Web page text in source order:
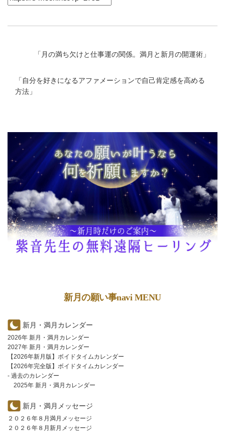
「 月の満ち欠けと仕事運の関係。満月と新月の開運術 」
「 自分を好きになるアファメーションで自己肯定感を高める
方法 」
新月の願い事navi MENU
新月・満月カレンダー
2026年 新月・満月カレンダー
2027年 新月・満月カレンダー
【2026年新月版】ボイドタイムカレンダー
【2026年完全版】ボイドタイムカレンダー
- 過去のカレンダー
2025年 新月・満月カレンダー
新月・満月メッセージ
２０２６年８月満月メッセージ
２０２６年８月新月メッセージ